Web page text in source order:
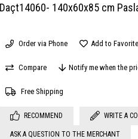
Daçt14060- 140x60x85 cm
Order via Phone Add to
Compare Notify me when the
Free Shipping
RECOMMEND WRITE A
ASK A QUESTION TO THE MERCHANT